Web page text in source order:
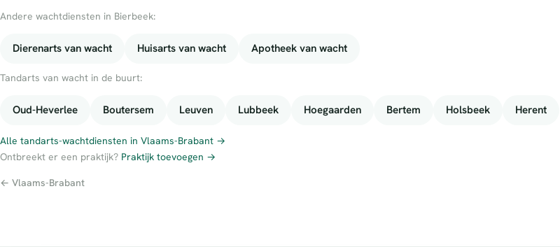
Andere wachtdiensten in Bierbeek:
Dierenarts van wacht Huisarts van wacht Apotheek van wacht
Tandarts van wacht in de buurt:
Oud-Heverlee Boutersem Leuven Lubbeek Hoegaarden Bertem Holsbeek Herent
Alle tandarts-wachtdiensten in Vlaams-Brabant →
Ontbreekt er een praktijk? Praktijk toevoegen →
← Vlaams-Brabant